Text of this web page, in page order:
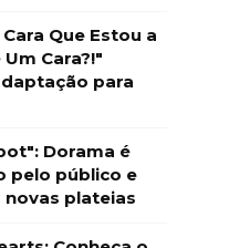
Que Estou a
Cara?!"
para
Dorama é
pelo público e
plateias